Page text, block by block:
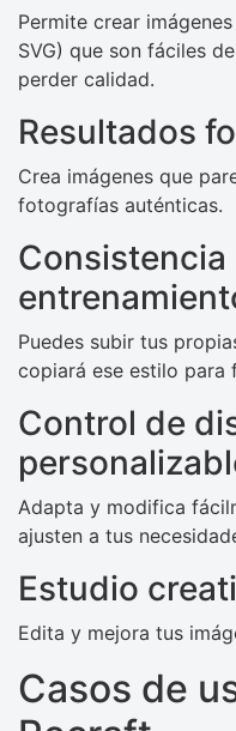
Permite crear
SVG) que son fáciles
perder calidad.
Resultados
Crea imágenes que
fotografías auténticas.
Consistencia
Puedes subir tus
copiará ese estilo para
Control de
Adapta y modifica
ajusten a tus
Estudio
Edita y mejora tus
Casos de